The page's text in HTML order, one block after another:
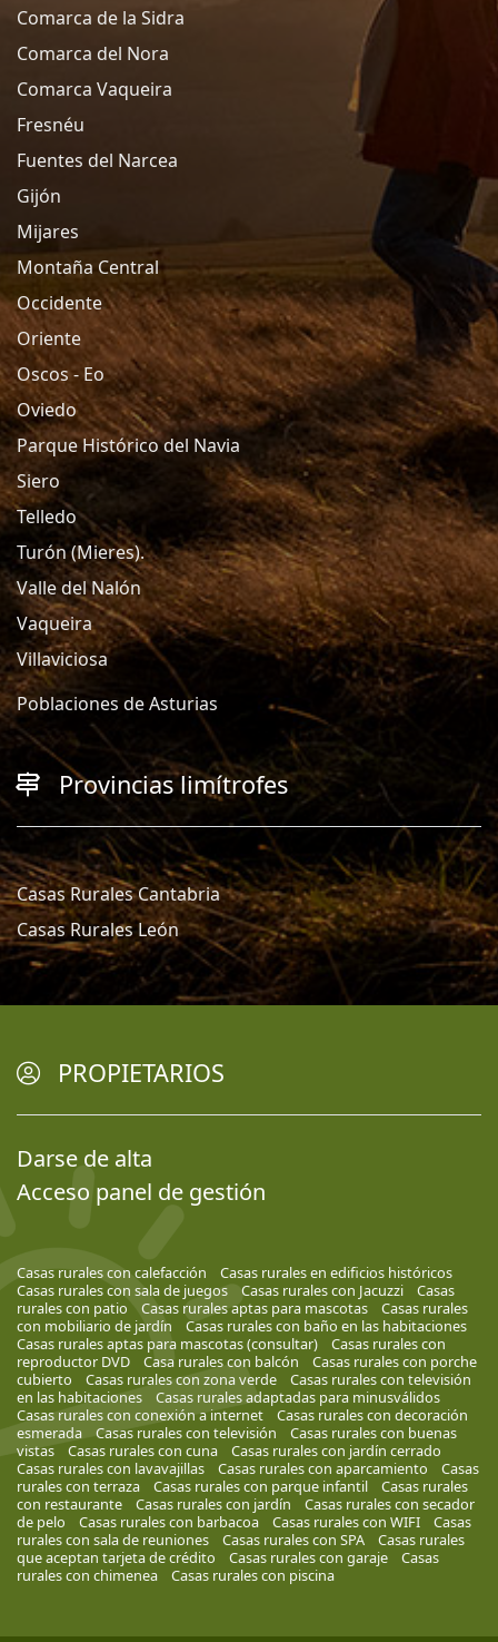
Comarca de la Sidra
Comarca del Nora
Comarca Vaqueira
Fresnéu
Fuentes del Narcea
Gijón
Mijares
Montaña Central
Occidente
Oriente
Oscos - Eo
Oviedo
Parque Histórico del Navia
Siero
Telledo
Turón (Mieres).
Valle del Nalón
Vaqueira
Villaviciosa
Poblaciones de Asturias
Provincias limítrofes
Casas Rurales Cantabria
Casas Rurales León
PROPIETARIOS
Darse de alta
Acceso panel de gestión
Casas rurales con calefacción
Casas rurales en edificios históricos
Casas rurales con sala de juegos
Casas rurales con Jacuzzi
Casas
rurales con patio
Casas rurales aptas para mascotas
Casas rurales
con mobiliario de jardín
Casas rurales con baño en las habitaciones
Casas rurales aptas para mascotas (consultar)
Casas rurales con
reproductor DVD
Casa rurales con balcón
Casas rurales con porche
cubierto
Casas rurales con zona verde
Casas rurales con televisión
en las habitaciones
Casas rurales adaptadas para minusválidos
Casas rurales con conexión a internet
Casas rurales con decoración
esmerada
Casas rurales con televisión
Casas rurales con buenas
vistas
Casas rurales con cuna
Casas rurales con jardín cerrado
Casas rurales con lavavajillas
Casas rurales con aparcamiento
Casas
rurales con terraza
Casas rurales con parque infantil
Casas rurales
con restaurante
Casas rurales con jardín
Casas rurales con secador
de pelo
Casas rurales con barbacoa Casas rurales con WIFI
Casas
rurales con sala de reuniones
Casas rurales con SPA
Casas rurales
que aceptan tarjeta de crédito
Casas rurales con garaje
Casas
rurales con chimenea
Casas rurales con piscina